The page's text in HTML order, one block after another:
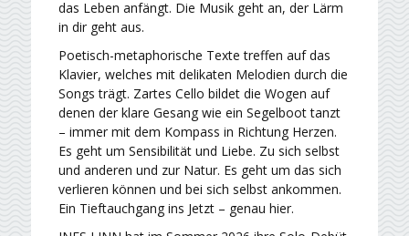
das Leben anfängt. Die Musik geht an, der Lärm
in dir geht aus.
Poetisch-metaphorische Texte treffen auf das
Klavier, welches mit delikaten Melodien durch die
Songs trägt. Zartes Cello bildet die Wogen auf
denen der klare Gesang wie ein Segelboot tanzt
– immer mit dem Kompass in Richtung Herzen.
Es geht um Sensibilität und Liebe. Zu sich selbst
und anderen und zur Natur. Es geht um das sich
verlieren können und bei sich selbst ankommen.
Ein Tieftauchgang ins Jetzt – genau hier.